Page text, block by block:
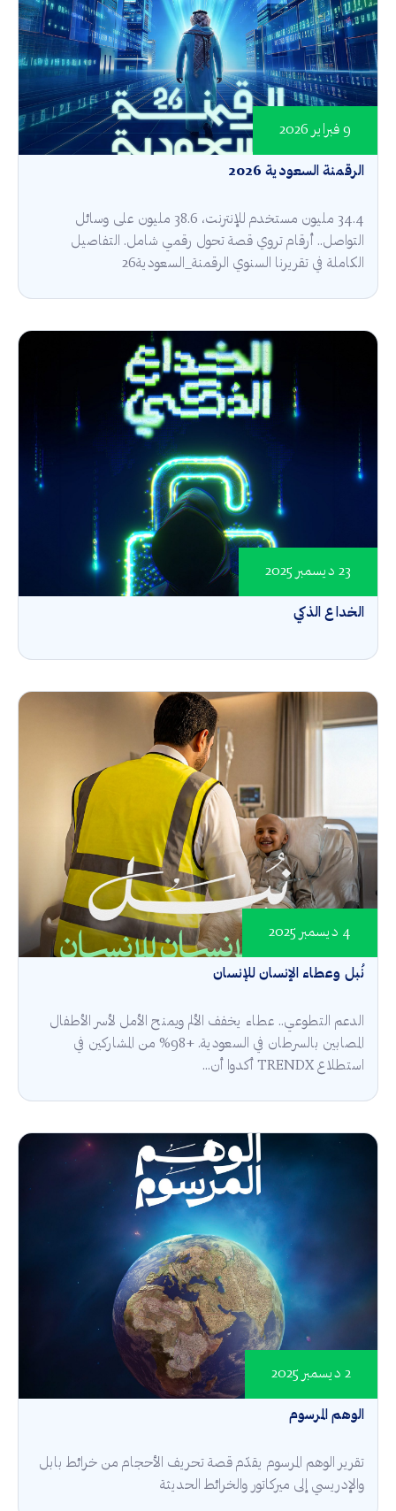
الرقمنة السعودية 2026
9 فبراير 2026
34.4 مليون مستخدم للإنترنت، 38.6 مليون على وسائل
التواصل.. أرقام تروي قصة تحول رقمي شامل. التفاصيل
الكاملة في تقريرنا السنوي الرقمنة_السعودية26
الخداع الذكي
23 ديسمبر 2025
نُبل وعطاء الإنسان للإنسان
4 ديسمبر 2025
الدعم التطوعي.. عطاء يخفف الألم ويمنح الأمل لأسر الأطفال
المصابين بالسرطان في السعودية. +98% من المشاركين في
استطلاع TRENDX أكدوا أن...
الوهم المرسوم
2 ديسمبر 2025
تقرير الوهم المرسوم يقدّم قصة تحريف الأحجام من خرائط بابل
والإدريسي إلى ميركاتور والخرائط الحديثة